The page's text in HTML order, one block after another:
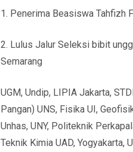
1. Penerima Beasiswa Tahfizh
2. Lulus Jalur Seleksi bibit
Semarang
UGM, Undip, LIPIA Jakarta,
Pangan) UNS, Fisika UI,
Unhas, UNY, Politeknik
Teknik Kimia UAD, Yogyakarta,